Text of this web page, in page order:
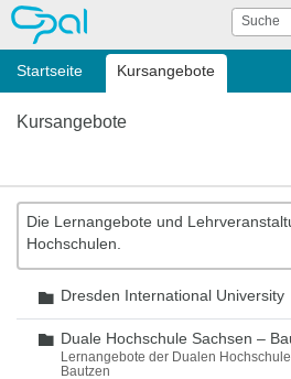
OPAL Suche
Startseite Kursangebote
Kursangebote
Die Lernangebote und
Hochschulen.
Ordner
Dresden International University
Ordner
Duale Hochschule Sachsen –
Lernangebote der Dualen
Bautzen